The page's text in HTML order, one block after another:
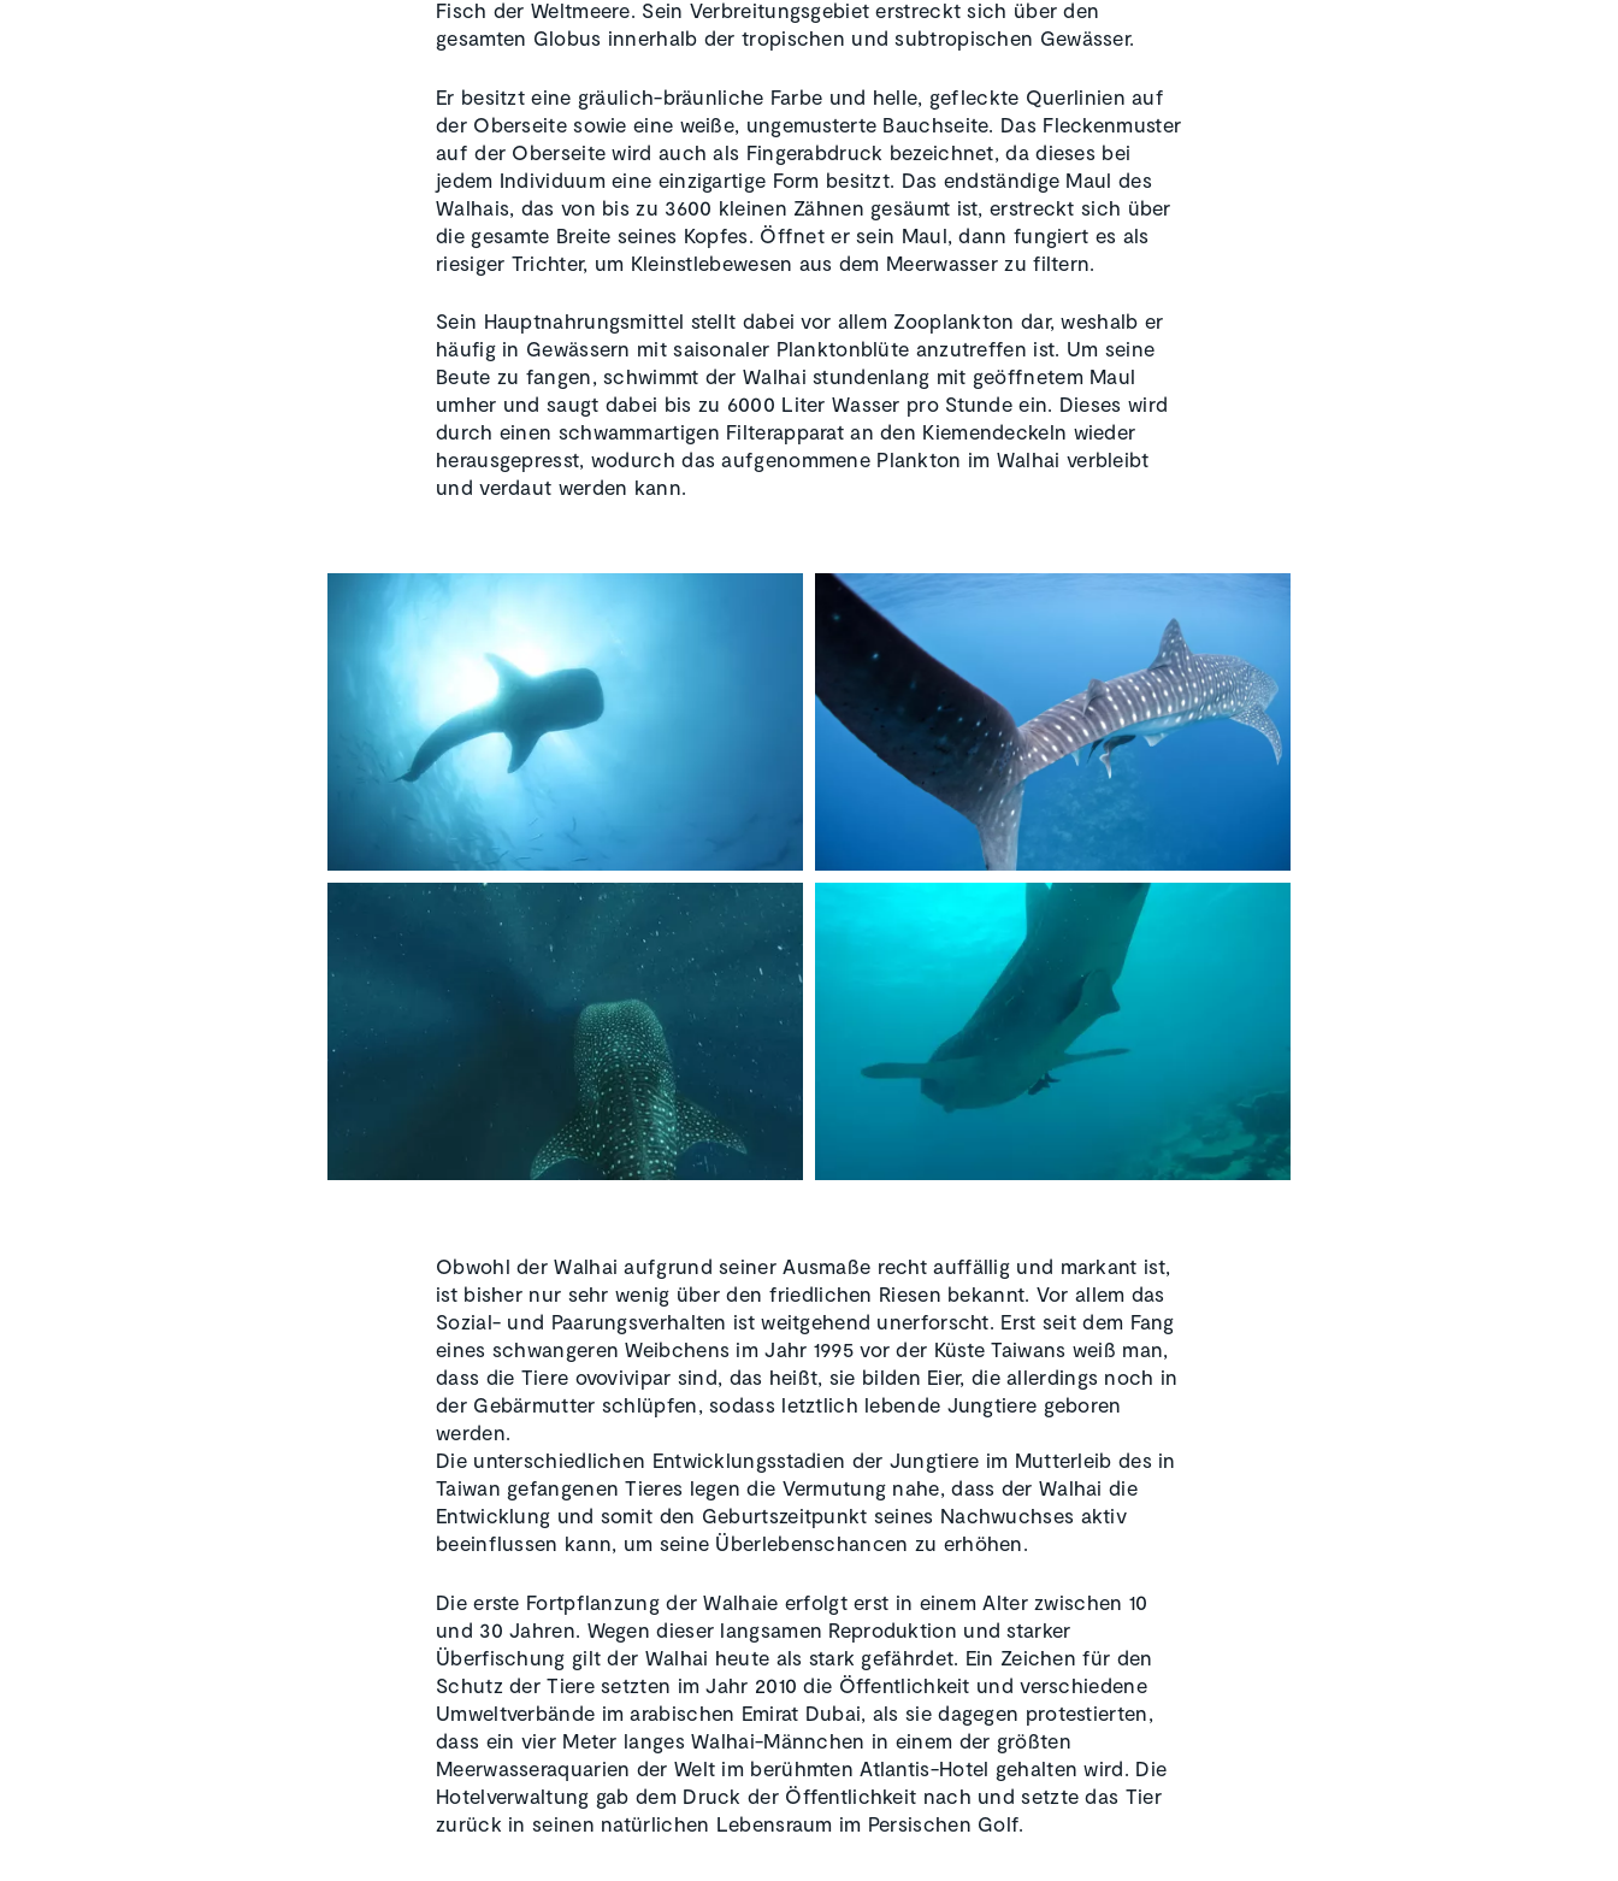
Fisch der Weltmeere. Sein Verbreitungsgebiet erstreckt sich über den
gesamten Globus innerhalb der tropischen und subtropischen Gewässer.
Er besitzt eine gräulich-bräunliche Farbe und helle, gefleckte Querlinien auf
der Oberseite sowie eine weiße, ungemusterte Bauchseite. Das Fleckenmuster
auf der Oberseite wird auch als Fingerabdruck bezeichnet, da dieses bei
jedem Individuum eine einzigartige Form besitzt. Das endständige Maul des
Walhais, das von bis zu 3600 kleinen Zähnen gesäumt ist, erstreckt sich über
die gesamte Breite seines Kopfes. Öffnet er sein Maul, dann fungiert es als
riesiger Trichter, um Kleinstlebewesen aus dem Meerwasser zu filtern.
Sein Hauptnahrungsmittel stellt dabei vor allem Zooplankton dar, weshalb er
häufig in Gewässern mit saisonaler Planktonblüte anzutreffen ist. Um seine
Beute zu fangen, schwimmt der Walhai stundenlang mit geöffnetem Maul
umher und saugt dabei bis zu 6000 Liter Wasser pro Stunde ein. Dieses wird
durch einen schwammartigen Filterapparat an den Kiemendeckeln wieder
herausgepresst, wodurch das aufgenommene Plankton im Walhai verbleibt
und verdaut werden kann.
Obwohl der Walhai aufgrund seiner Ausmaße recht auffällig und markant ist,
ist bisher nur sehr wenig über den friedlichen Riesen bekannt. Vor allem das
Sozial- und Paarungsverhalten ist weitgehend unerforscht. Erst seit dem Fang
eines schwangeren Weibchens im Jahr 1995 vor der Küste Taiwans weiß man,
dass die Tiere ovovivipar sind, das heißt, sie bilden Eier, die allerdings noch in
der Gebärmutter schlüpfen, sodass letztlich lebende Jungtiere geboren
werden.
Die unterschiedlichen Entwicklungsstadien der Jungtiere im Mutterleib des in
Taiwan gefangenen Tieres legen die Vermutung nahe, dass der Walhai die
Entwicklung und somit den Geburtszeitpunkt seines Nachwuchses aktiv
beeinflussen kann, um seine Überlebenschancen zu erhöhen.
Die erste Fortpflanzung der Walhaie erfolgt erst in einem Alter zwischen 10
und 30 Jahren. Wegen dieser langsamen Reproduktion und starker
Überfischung gilt der Walhai heute als stark gefährdet. Ein Zeichen für den
Schutz der Tiere setzten im Jahr 2010 die Öffentlichkeit und verschiedene
Umweltverbände im arabischen Emirat Dubai, als sie dagegen protestierten,
dass ein vier Meter langes Walhai-Männchen in einem der größten
Meerwasseraquarien der Welt im berühmten Atlantis-Hotel gehalten wird. Die
Hotelverwaltung gab dem Druck der Öffentlichkeit nach und setzte das Tier
zurück in seinen natürlichen Lebensraum im Persischen Golf.